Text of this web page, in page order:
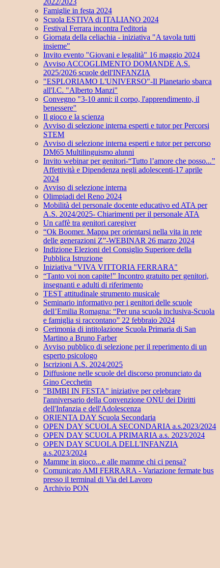
2022/2023
Famiglie in festa 2024
Scuola ESTIVA di ITALIANO 2024
Festival Ferrara incontra l'editoria
Giornata della celiachia - iniziativa "A tavola tutti
insieme"
Invito evento "Giovani e legalità" 16 maggio 2024
Avviso ACCOGLIMENTO DOMANDE A.S.
2025/2026 scuole dell'INFANZIA
"ESPLORIAMO L'UNIVERSO"-Il Planetario sbarca
all'I.C. "Alberto Manzi"
Convegno "3-10 anni: il corpo, l'apprendimento, il
benessere"
Il gioco e la scienza
Avviso di selezione interna esperti e tutor per Percorsi
STEM
Avviso di selezione interna esperti e tutor per percorso
DM65 Multilinguismo alunni
Invito webinar per genitori-“Tutto l’amore che posso...”
Affettività e Dipendenza negli adolescenti-17 aprile
2024
Avviso di selezione interna
Olimpiadi del Reno 2024
Mobilità del personale docente educativo ed ATA per
A.S. 2024/2025- Chiarimenti per il personale ATA
Un caffè tra genitori caregiver
“Ok Boomer. Mappa per orientarsi nella vita in rete
delle generazioni Z”-WEBINAR 26 marzo 2024
Indizione Elezioni del Consiglio Superiore della
Pubblica Istruzione
Iniziativa "VIVA VITTORIA FERRARA"
“Tanto voi non capite!” Incontro gratuito per genitori,
insegnanti e adulti di riferimento
TEST attitudinale strumento musicale
Seminario informativo per i genitori delle scuole
dell’Emilia Romagna: “Per una scuola inclusiva-Scuola
e famiglia si raccontano” 22 febbraio 2024
Cerimonia di intitolazione Scuola Primaria di San
Martino a Bruno Farber
Avviso pubblico di selezione per il reperimento di un
esperto psicologo
Iscrizioni A.S. 2024/2025
Diffusione nelle scuole del discorso pronunciato da
Gino Cecchetin
"BIMBI IN FESTA" iniziative per celebrare
l'anniversario della Convenzione ONU dei Diritti
dell'Infanzia e dell'Adolescenza
ORIENTA DAY Scuola Secondaria
OPEN DAY SCUOLA SECONDARIA a.s.2023/2024
OPEN DAY SCUOLA PRIMARIA a.s. 2023/2024
OPEN DAY SCUOLA DELL'INFANZIA
a.s.2023/2024
Mamme in gioco...e alle mamme chi ci pensa?
Comunicato AMI FERRARA - Variazione fermate bus
presso il terminal di Via del Lavoro
Archivio PON